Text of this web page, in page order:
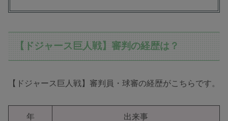
【ドジャース巨人戦】審判の経歴は？
【ドジャース巨人戦】審判員・球審の経歴がこちらです。
年 出来事